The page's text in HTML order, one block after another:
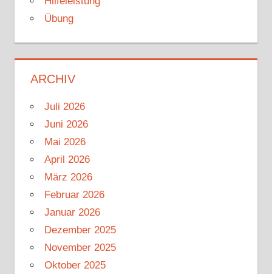
Übung
ARCHIV
Juli 2026
Juni 2026
Mai 2026
April 2026
März 2026
Februar 2026
Januar 2026
Dezember 2025
November 2025
Oktober 2025